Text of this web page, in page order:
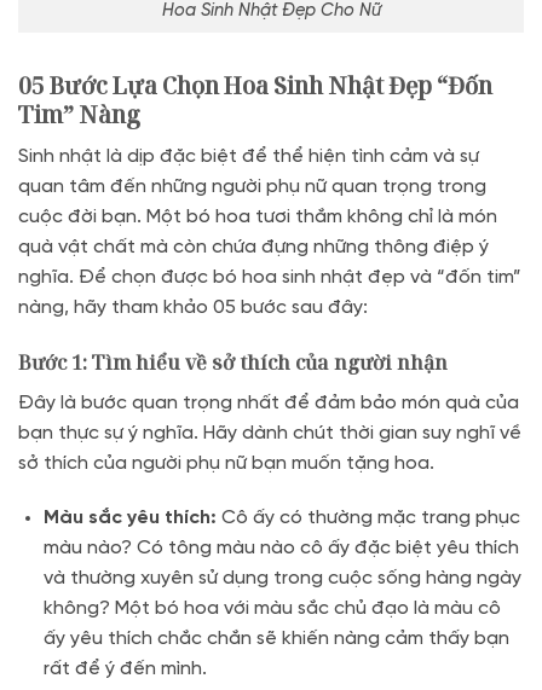
Hoa Sinh Nhật Đẹp Cho Nữ
05 Bước Lựa Chọn Hoa Sinh Nhật Đẹp “Đốn
Tim” Nàng
Sinh nhật là dịp đặc biệt để thể hiện tình cảm và sự
quan tâm đến những người phụ nữ quan trọng trong
cuộc đời bạn. Một bó hoa tươi thắm không chỉ là món
quà vật chất mà còn chứa đựng những thông điệp ý
nghĩa. Để chọn được bó hoa sinh nhật đẹp và “đốn tim”
nàng, hãy tham khảo 05 bước sau đây:
Bước 1: Tìm hiểu về sở thích của người nhận
Đây là bước quan trọng nhất để đảm bảo món quà của
bạn thực sự ý nghĩa. Hãy dành chút thời gian suy nghĩ về
sở thích của người phụ nữ bạn muốn tặng hoa.
Màu sắc yêu thích: Cô ấy có thường mặc trang phục
màu nào? Có tông màu nào cô ấy đặc biệt yêu thích
và thường xuyên sử dụng trong cuộc sống hàng ngày
không? Một bó hoa với màu sắc chủ đạo là màu cô
ấy yêu thích chắc chắn sẽ khiến nàng cảm thấy bạn
rất để ý đến mình.